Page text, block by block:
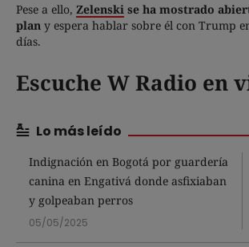
Pese a ello, Zelenski se ha mostrado
plan y espera hablar sobre él con Trump
días.
Escuche W Radio en
Lo más leído
Indignación en Bogotá por guardería
canina en Engativá donde asfixiaban
y golpeaban perros
05/05/2025